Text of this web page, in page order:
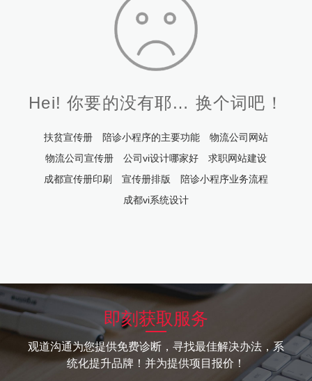
Hei! 你要的没有耶… 换个词吧！
扶贫宣传册 陪诊小程序的主要功能
物流公司网站
物流公司宣传册
公司vi设计哪家好
求职网站建设
成都宣传册印刷
宣传册排版
陪诊小程序业务流程
成都vi系统设计
即刻获取服务
观道沟通为您提供免费诊断，寻找最佳解决办法，系
统化提升品牌！并为提供项目报价！